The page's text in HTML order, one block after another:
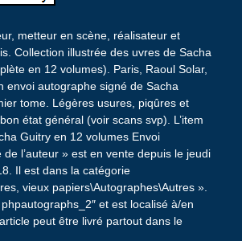
metteur en scène, réalisateur et
Collection illustrée des uvres de Sacha
en 12 volumes). Paris, Raoul Solar,
envoi autographe signé de Sacha
tome. Légères usures, piqûres et
état général (voir scans svp). L’item
Guitry en 12 volumes Envoi
l’auteur » est en vente depuis le jeudi
Il est dans la catégorie
vieux papiers\Autographes\Autres ».
et est localisé à/en
peut être livré partout dans le